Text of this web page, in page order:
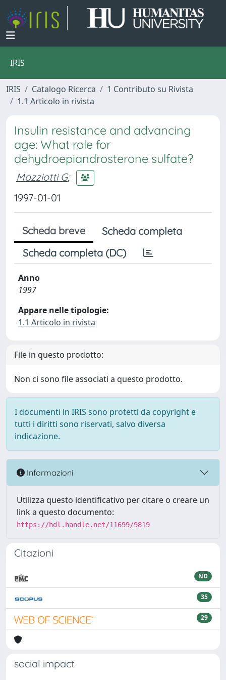
IRIS
IRIS Catalogo Ricerca
1 Contributo su Rivista
1.1 Articolo in rivista
Insulin resistance and advancing
age: What role for
dehydroepiandrosterone sulfate?
Mazziotti G;
1997-01-01
Scheda breve
Scheda completa
Scheda completa (DC)
Anno
1997
Appare nelle tipologie:
1.1 Articolo in rivista
File in questo prodotto:
Non ci sono file associati a questo prodotto.
I documenti in IRIS sono protetti da copyright e
tutti i diritti sono riservati, salvo diversa
indicazione.
Informazioni
Utilizza questo identificativo per citare o creare un
link a questo documento:
https://hdl.handle.net/11699/9819
Citazioni
ND
35
29
social impact